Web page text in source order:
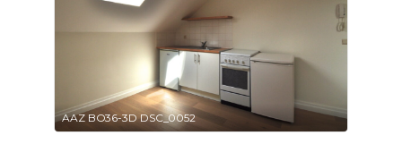
AAZ BO36-3D DSC_0052